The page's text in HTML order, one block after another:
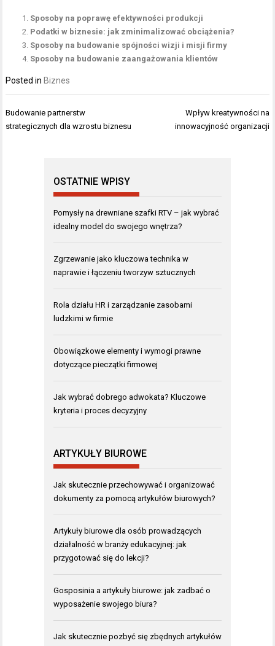
Sposoby na poprawę efektywności produkcji
Podatki w biznesie: jak zminimalizować obciążenia?
Sposoby na budowanie spójności wizji i misji firmy
Sposoby na budowanie zaangażowania klientów
Posted in Biznes
Nawigacja
wpisu
Budowanie partnerstw
strategicznych dla wzrostu biznesu
Wpływ kreatywności na
innowacyjność organizacji
OSTATNIE WPISY
Pomysły na drewniane szafki RTV – jak wybrać
idealny model do swojego wnętrza?
Zgrzewanie jako kluczowa technika w
naprawie i łączeniu tworzyw sztucznych
Rola działu HR i zarządzanie zasobami
ludzkimi w firmie
Obowiązkowe elementy i wymogi prawne
dotyczące pieczątki firmowej
Jak wybrać dobrego adwokata? Kluczowe
kryteria i proces decyzyjny
ARTYKUŁY BIUROWE
Jak skutecznie przechowywać i organizować
dokumenty za pomocą artykułów biurowych?
Artykuły biurowe dla osób prowadzących
działalność w branży edukacyjnej: jak
przygotować się do lekcji?
Gosposinia a artykuły biurowe: jak zadbać o
wyposażenie swojego biura?
Jak skutecznie pozbyć się zbędnych artykułów